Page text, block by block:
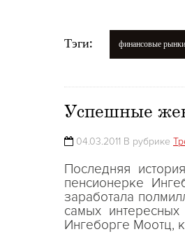
Тэги: финансовые рынки
Успешные
04.03.2011 В рубрике
Последняя
пенсионерке
заработала
самых
Ингеборге Моотц,